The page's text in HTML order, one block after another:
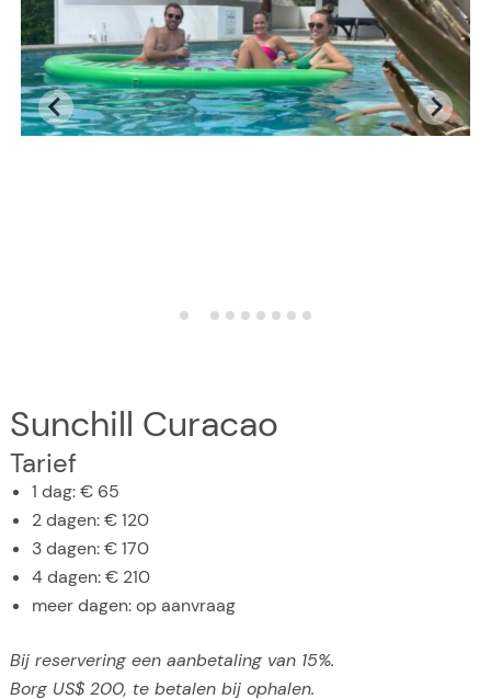
Sunchill Curacao
Tarief
1 dag: € 65
2 dagen: € 120
3 dagen: € 170
4 dagen: € 210
meer dagen: op aanvraag
Bij reservering een aanbetaling van 15%.
Borg US$ 200, te betalen bij ophalen.